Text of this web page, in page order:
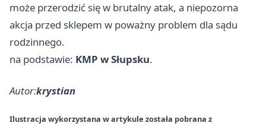
może przerodzić się w brutalny atak, a niepozorna
akcja przed sklepem w poważny problem dla sądu
rodzinnego.
na podstawie: KMP w Słupsku.
Autor:krystian
Ilustracja wykorzystana w artykule została pobrana z